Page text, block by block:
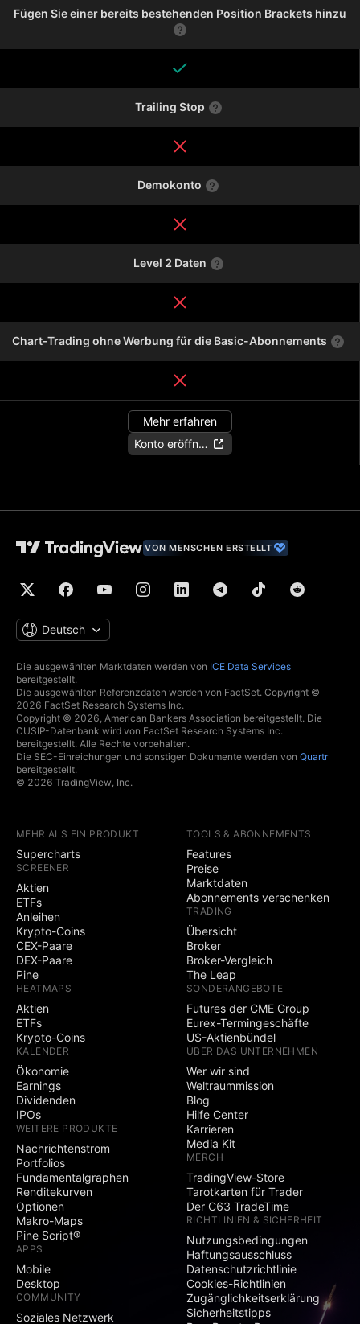
Fügen Sie einer bereits bestehenden Position Brackets hinzu
Trailing Stop
Demokonto
Level 2 Daten
Chart-Trading ohne Werbung für die Basic-Abonnements
Mehr erfahren
Konto eröffnen
VON MENSCHEN ERSTELLT
Deutsch
Die ausgewählten Marktdaten werden von ICE Data Services
bereitgestellt.
Die ausgewählten Referenzdaten werden von FactSet. Copyright ©
2026 FactSet Research Systems Inc.
Copyright © 2026, American Bankers Association bereitgestellt. Die
CUSIP-Datenbank wird von FactSet Research Systems Inc.
bereitgestellt. Alle Rechte vorbehalten.
Die SEC-Einreichungen und sonstigen Dokumente werden von Quartr
bereitgestellt.
© 2026 TradingView, Inc.
MEHR ALS EIN PRODUKT
Supercharts
SCREENER
Aktien
ETFs
Anleihen
Krypto-Coins
CEX-Paare
DEX-Paare
Pine
HEATMAPS
Aktien
ETFs
Krypto-Coins
KALENDER
Ökonomie
Earnings
Dividenden
IPOs
WEITERE PRODUKTE
Nachrichtenstrom
Portfolios
Fundamentalgraphen
Renditekurven
Optionen
Makro-Maps
Pine Script®
APPS
Mobile
Desktop
COMMUNITY
Soziales Netzwerk
TOOLS & ABONNEMENTS
Features
Preise
Marktdaten
Abonnements verschenken
TRADING
Übersicht
Broker
Broker-Vergleich
The Leap
SONDERANGEBOTE
Futures der CME Group
Eurex-Termingeschäfte
US-Aktienbündel
ÜBER DAS UNTERNEHMEN
Wer wir sind
Weltraummission
Blog
Hilfe Center
Karrieren
Media Kit
MERCH
TradingView-Store
Tarotkarten für Trader
Der C63 TradeTime
RICHTLINIEN & SICHERHEIT
Nutzungsbedingungen
Haftungsausschluss
Datenschutzrichtlinie
Cookies-Richtlinien
Zugänglichkeitserklärung
Sicherheitstipps